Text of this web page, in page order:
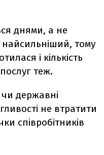
днями, а не
тому
і кількість
теж.
державні
не втратити
співробітників